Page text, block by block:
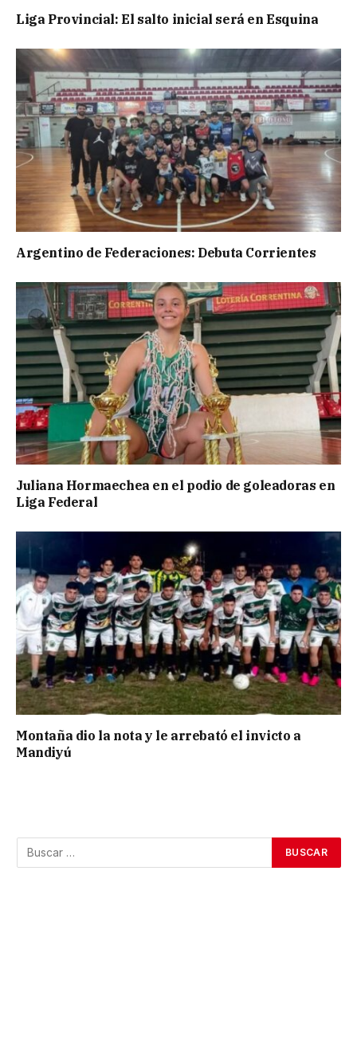
Liga Provincial: El salto inicial será en Esquina
Argentino de Federaciones: Debuta Corrientes
Juliana Hormaechea en el podio de goleadoras en
Liga Federal
Montaña dio la nota y le arrebató el invicto a
Mandiyú